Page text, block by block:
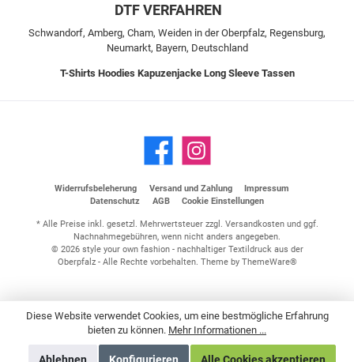
DTF VERFAHREN
Schwandorf, Amberg, Cham, Weiden in der Oberpfalz, Regensburg,
Neumarkt, Bayern, Deutschland
T-Shirts Hoodies Kapuzenjacke Long Sleeve Tassen
Widerrufsbeleherung Versand und Zahlung
Impressum
Datenschutz
AGB Cookie Einstellungen
* Alle Preise inkl. gesetzl. Mehrwertsteuer zzgl. Versandkostenund ggf.
Nachnahmegebühren, wenn nicht anders angegeben.
© 2026 style your own fashion - nachhaltiger Textildruck aus der
Oberpfalz - Alle Rechte vorbehalten. Theme by ThemeWare®
Diese Website verwendet Cookies, um eine bestmögliche Erfahrung
bieten zu können. Mehr Informationen ...